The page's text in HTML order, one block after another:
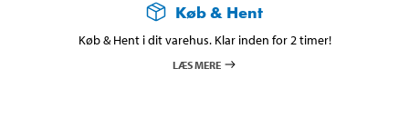
Køb & Hent
Køb & Hent i dit varehus. Klar inden for 2 timer!
LÆS MERE